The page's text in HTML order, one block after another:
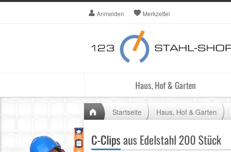
Anmelden Merkzettel
Haus, Hof & Garten
Startseite Haus, Hof & Garten
C-Clips aus Edelstahl 200 Stück